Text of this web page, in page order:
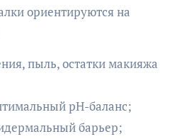
ориентируются на
пыль, остатки макияжа
pH-баланс;
барьер;